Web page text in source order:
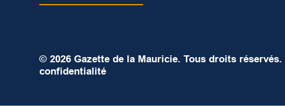
© 2026 Gazette de la Mauricie. Tous droits réservés.
confidentialité